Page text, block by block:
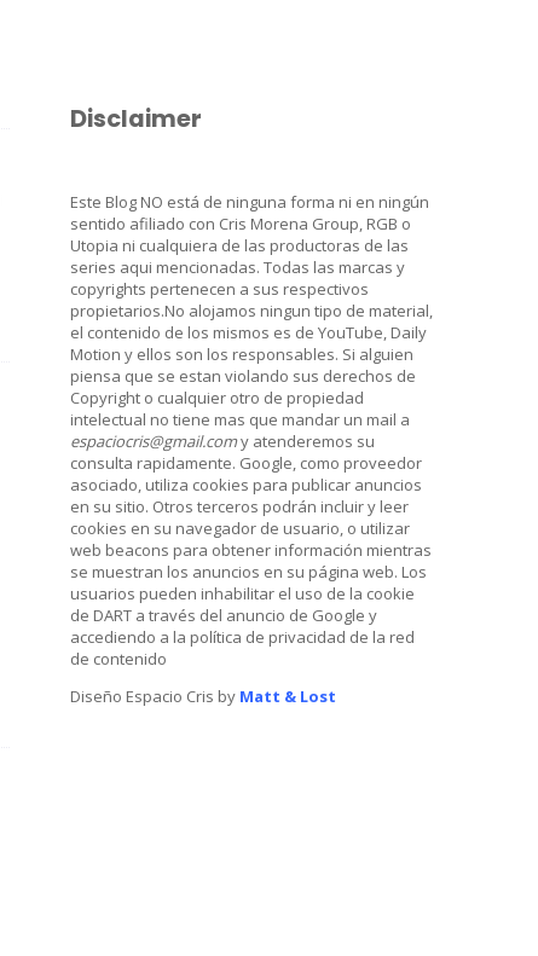
Disclaimer
Este Blog NO está de ninguna forma ni en ningún
sentido afiliado con Cris Morena Group, RGB o
Utopia ni cualquiera de las productoras de las
series aqui mencionadas. Todas las marcas y
copyrights pertenecen a sus respectivos
propietarios.No alojamos ningun tipo de material,
el contenido de los mismos es de YouTube, Daily
Motion y ellos son los responsables. Si alguien
piensa que se estan violando sus derechos de
Copyright o cualquier otro de propiedad
intelectual no tiene mas que mandar un mail a
espaciocris@gmail.comy atenderemos su
consulta rapidamente. Google, como proveedor
asociado, utiliza cookies para publicar anuncios
en su sitio. Otros terceros podrán incluir y leer
cookies en su navegador de usuario, o utilizar
web beacons para obtener información mientras
se muestran los anuncios en su página web. Los
usuarios pueden inhabilitar el uso de la cookie
de DART a través del anuncio de Google y
accediendo a la política de privacidad de la red
de contenido
Diseño Espacio Cris by Matt & Lost